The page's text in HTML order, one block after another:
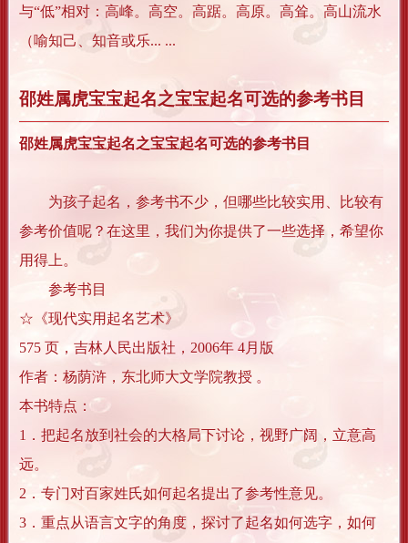
与“低”相对：高峰。高空。高踞。高原。高耸。高山流水
（喻知己、知音或乐... ...
邵姓属虎宝宝起名之宝宝起名可选的参考书目
邵姓属虎宝宝起名之宝宝起名可选的参考书目
为孩子起名，参考书不少，但哪些比较实用、比较有
参考价值呢？在这里，我们为你提供了一些选择，希望你
用得上。
参考书目
☆《现代实用起名艺术》
575 页，吉林人民出版社，2006年 4月版
作者：杨荫浒，东北师大文学院教授 。
本书特点：
1．把起名放到社会的大格局下讨论，视野广阔，立意高
远。
2．专门对百家姓氏如何起名提出了参考性意见。
3．重点从语言文字的角度，探讨了起名如何选字，如何